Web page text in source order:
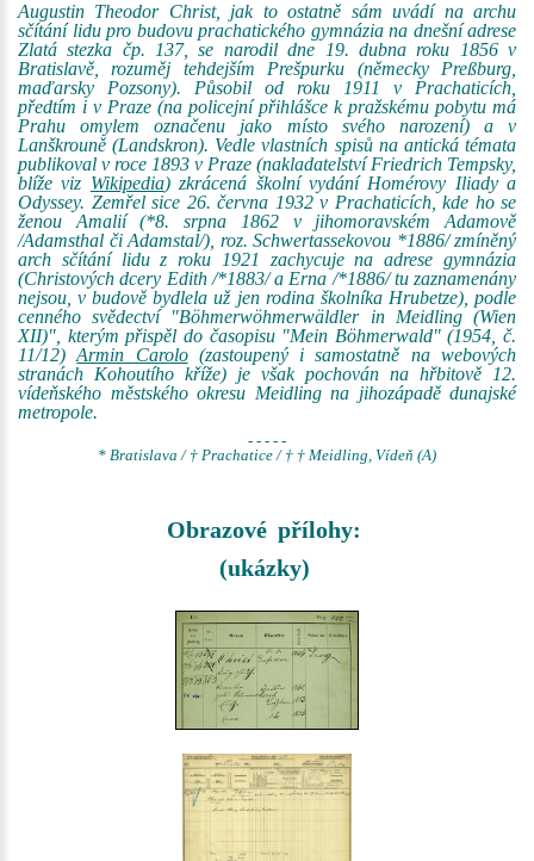
Augustin Theodor Christ, jak to ostatně sám uvádí na archu
sčítání lidu pro budovu prachatického gymnázia na dnešní adrese
Zlatá stezka čp. 137, se narodil dne 19. dubna roku 1856 v
Bratislavě, rozuměj tehdejším Prešpurku (německy Preßburg,
maďarsky Pozsony). Působil od roku 1911 v Prachaticích,
předtím i v Praze (na policejní přihlášce k pražskému pobytu má
Prahu omylem označenu jako místo svého narození) a v
Lanškrouně (Landskron). Vedle vlastních spisů na antická témata
publikoval v roce 1893 v Praze (nakladatelství Friedrich Tempsky,
blíže viz Wikipedia) zkrácená školní vydání Homérovy Iliady a
Odyssey. Zemřel sice 26. června 1932 v Prachaticích, kde ho se
ženou Amalií (*8. srpna 1862 v jihomoravském Adamově
/Adamsthal či Adamstal/), roz. Schwertassekovou *1886/ zmíněný
arch sčítání lidu z roku 1921 zachycuje na adrese gymnázia
(Christových dcery Edith /*1883/ a Erna /*1886/ tu zaznamenány
nejsou, v budově bydlela už jen rodina školníka Hrubetze), podle
cenného svědectví "Böhmerwöhmerwäldler in Meidling (Wien
XII)", kterým přispěl do časopisu "Mein Böhmerwald" (1954, č.
11/12)Armin Carolo(zastoupený i samostatně na webových
stranách Kohoutího kříže) je však pochován na hřbitově 12.
vídeňského městského okresu Meidling na jihozápadě dunajské
metropole.
- - - - -
* Bratislava / † Prachatice / † † Meidling, Vídeň (A)
Obrazové přílohy:
(ukázky)